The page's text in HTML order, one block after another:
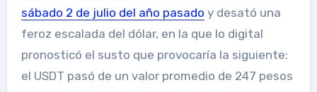
sábado 2 de julio del año pasado y desató una
feroz escalada del dólar, en la que lo digital
pronosticó el susto que provocaría la siguiente:
el USDT pasó de un valor promedio de 247 pesos